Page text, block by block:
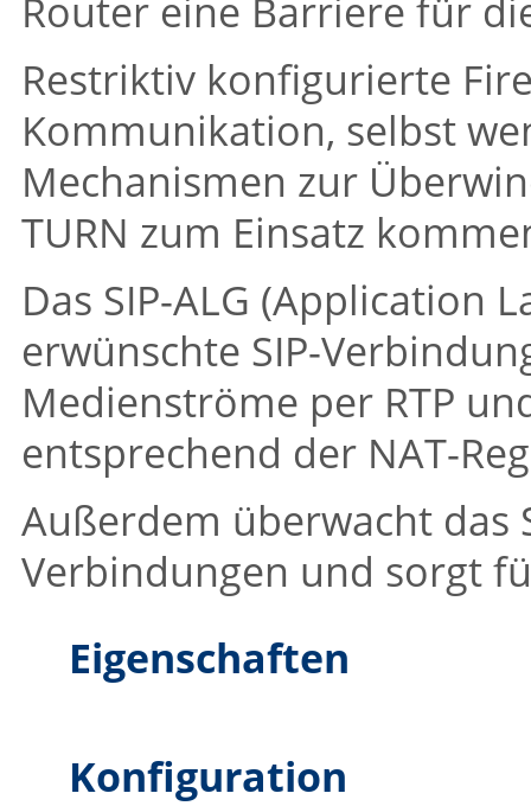
Router eine Barriere für
Restriktiv konfigurierte
Kommunikation, selbst
Mechanismen zur
TURN zum Einsatz
Das SIP-ALG (Application
erwünschte SIP-
Medienströme per RTP
entsprechend der NAT-
Außerdem überwacht das
Verbindungen und sorgt
Eigenschaften
Konfiguration